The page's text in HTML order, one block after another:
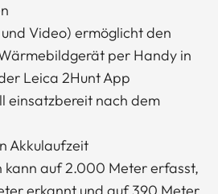
Video) ermöglicht den
per Handy in
Leica 2Hunt App
einsatzbereit nach dem
Akkulaufzeit
kann auf 2.000 Meter erfasst,